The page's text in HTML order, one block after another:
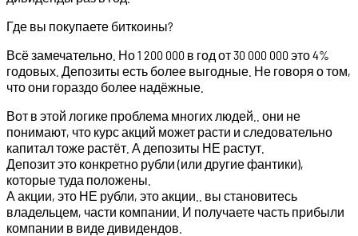
Где вы покупаете биткоины?
Всё замечательно. Но 1 200 000 в год от 30 000 000 это 4%
годовых. Депозиты есть более выгодные. Не говоря о том,
что они гораздо более надёжные.
Вот в этой логике проблема многих людей.. они не
понимают, что курс акций может расти и следовательно
капитал тоже растёт. А депозиты НЕ растут.
Депозит это конкретно рубли (или другие фантики),
которые туда положены.
А акции, это НЕ рубли, это акции.. вы становитесь
владельцем, части компании. И получаете часть прибыли
компании в виде дивидендов.